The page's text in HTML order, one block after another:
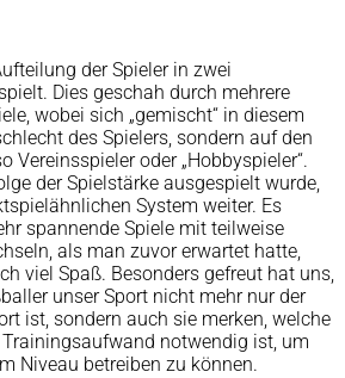
der Spieler in zwei
Dies geschah durch mehrere
wobei sich „gemischt“ in diesem
des Spielers, sondern auf den
Vereinsspieler oder „Hobbyspieler“.
der Spielstärke ausgespielt wurde,
System weiter. Es
spannende Spiele mit teilweise
als man zuvor erwartet hatte,
viel Spaß. Besonders gefreut hat uns,
unser Sport nicht mehr nur der
ist, sondern auch sie merken, welche
notwendig ist, um
Niveau betreiben zu können.